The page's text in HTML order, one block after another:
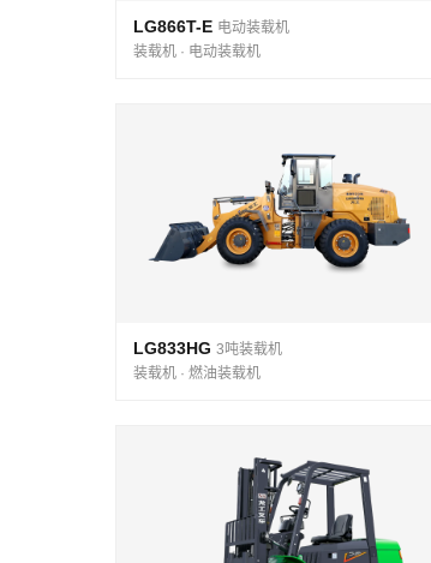
LG866T-E 电动装载机
装载机 · 电动装载机
LG833HG 3吨装载机
装载机 · 燃油装载机